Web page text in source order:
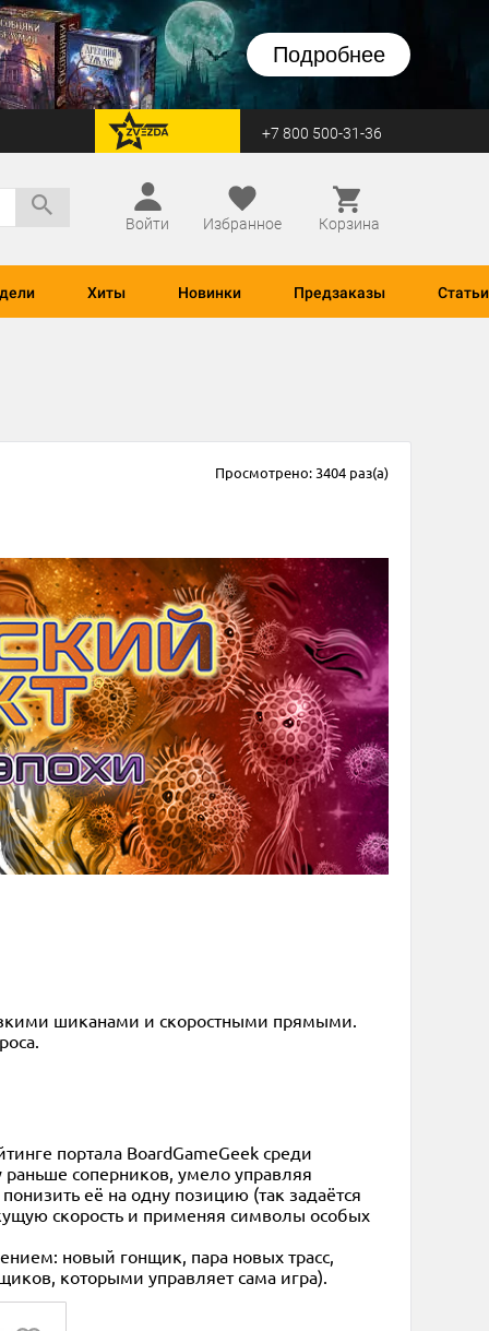
Подробнее
перейти на Zvezda +7 800 500-31-36
Войти Избранное Корзина
Хиты Новинки Предзаказы Статьи
Просмотрено: 3404 раз(а)
шиканами и скоростными прямыми.
портала BoardGameGeek среди
соперников, умело управляя
её на одну позицию (так задаётся
скорость и применяя символы особых
новый гонщик, пара новых трасс,
которыми управляет сама игра).